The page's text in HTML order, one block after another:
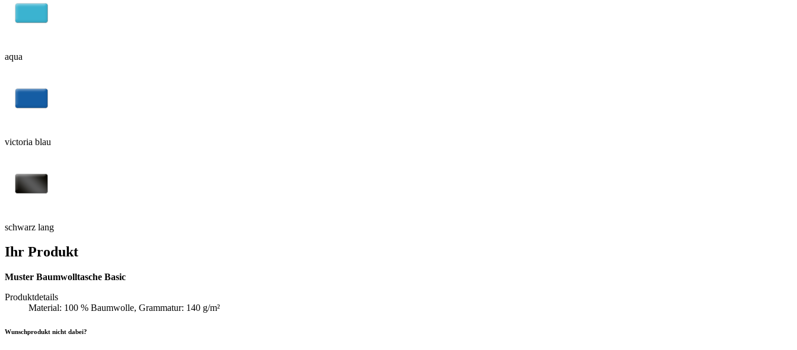
aqua
victoria blau
schwarz lang
Ihr Produkt
Muster Baumwolltasche Basic
Produktdetails
Material: 100 % Baumwolle, Grammatur: 140 g/m²
Wunschprodukt nicht dabei?